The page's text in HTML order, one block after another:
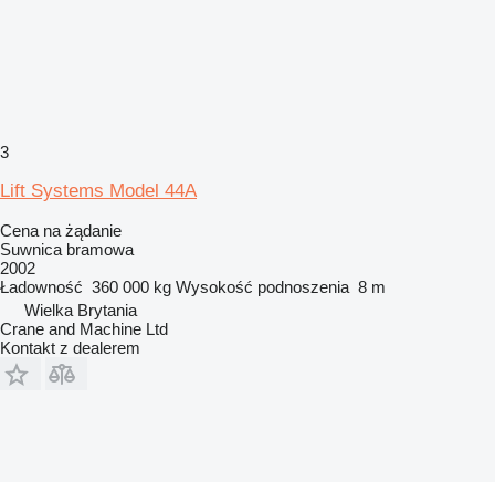
3
Lift Systems Model 44A
Cena na żądanie
Suwnica bramowa
2002
Ładowność 360 000 kg Wysokość podnoszenia 8 m
Wielka Brytania
Crane and Machine Ltd
Kontakt z dealerem